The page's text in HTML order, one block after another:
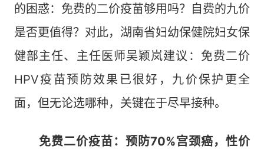
的困惑：免费的二价疫苗够用吗？自费的九价
是否更值得？对此，湖南省妇幼保健院妇女保
健部主任、主任医师吴颖岚建议：免费二价
HPV疫苗预防效果已很好，九价保护更全
面，但无论选哪种，关键在于尽早接种。
免费二价疫苗：预防70%宫颈癌，性价